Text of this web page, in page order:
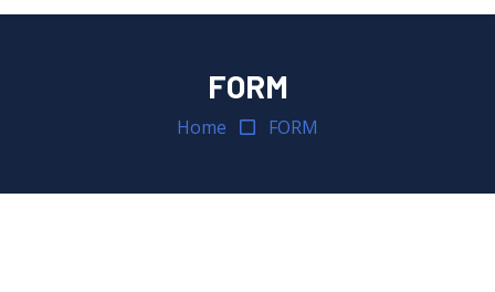
FORM
Home FORM